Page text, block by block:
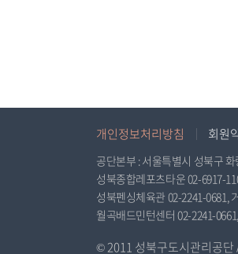
개인정보처리방침 회원
공단본부 : 서울특별시 성북구
성북종합레포츠타운 02-6917-
성북펜싱체육관 02-2241-0681,
월곡배드민턴센터 02-2241-
© 2011 성북구도시관리공